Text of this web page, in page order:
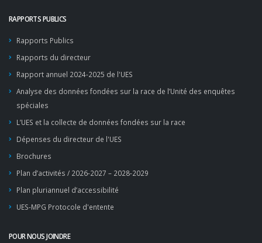
RAPPORTS PUBLICS
Rapports Publics
Rapports du directeur
Rapport annuel 2024-2025 de l'UES
Analyse des données fondées sur la race de l’Unité des enquêtes
spéciales
L’UES et la collecte de données fondées sur la race
Dépenses du directeur de l'UES
Brochures
Plan d’activités / 2026-2027 – 2028-2029
Plan pluriannuel d’accessibilité
UES-MPG Protocole d'entente
POUR NOUS JOINDRE